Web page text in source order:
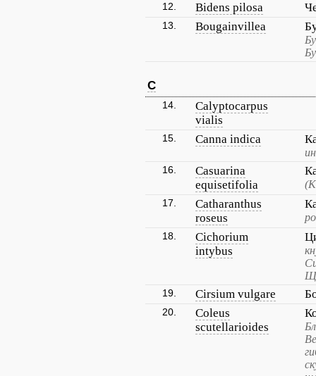
12. Bidens pilosa
13. Bougainvillea
C
14.
Calyptocarpus
vialis
15. Canna indica
16.
Casuarina
equisetifolia
17.
Catharanthus
roseus
18.
Cichorium
intybus
19. Cirsium vulgare
20.
Coleus
scutellarioides